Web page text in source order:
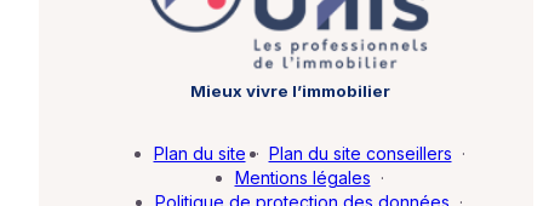
Mieux vivre l’immobilier
Plan du site · Plan du site conseillers ·
Mentions légales ·